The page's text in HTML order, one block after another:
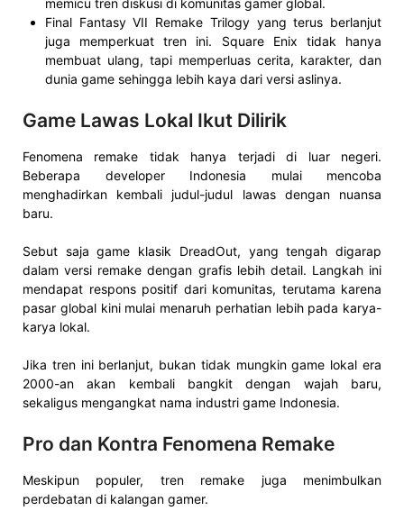
memicu tren diskusi di komunitas gamer global.
Final Fantasy VII Remake Trilogy yang terus berlanjut
juga memperkuat tren ini. Square Enix tidak hanya
membuat ulang, tapi memperluas cerita, karakter, dan
dunia game sehingga lebih kaya dari versi aslinya.
Game Lawas Lokal Ikut Dilirik
Fenomena remake tidak hanya terjadi di luar negeri.
Beberapa developer Indonesia mulai mencoba
menghadirkan kembali judul-judul lawas dengan nuansa
baru.
Sebut saja game klasik DreadOut, yang tengah digarap
dalam versi remake dengan grafis lebih detail. Langkah ini
mendapat respons positif dari komunitas, terutama karena
pasar global kini mulai menaruh perhatian lebih pada karya-
karya lokal.
Jika tren ini berlanjut, bukan tidak mungkin game lokal era
2000-an akan kembali bangkit dengan wajah baru,
sekaligus mengangkat nama industri game Indonesia.
Pro dan Kontra Fenomena Remake
Meskipun populer, tren remake juga menimbulkan
perdebatan di kalangan gamer.